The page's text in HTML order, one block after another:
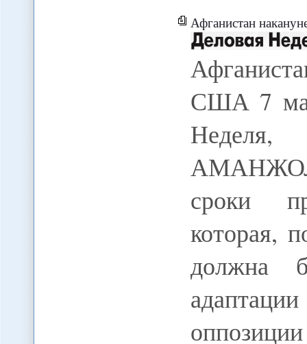
Афганистан
США 7
АМАНЖОЛ
сроки
которая,
должна